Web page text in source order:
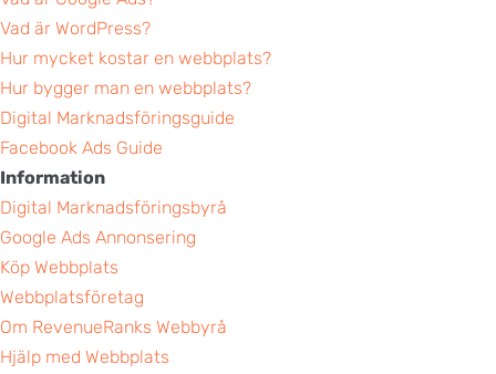
Vad är WordPress?
Hur mycket kostar en webbplats?
Hur bygger man en webbplats?
Digital Marknadsföringsguide
Facebook Ads Guide
Information
Digital Marknadsföringsbyrå
Google Ads Annonsering
Köp Webbplats
Webbplatsföretag
Om RevenueRanks Webbyrå
Hjälp med Webbplats